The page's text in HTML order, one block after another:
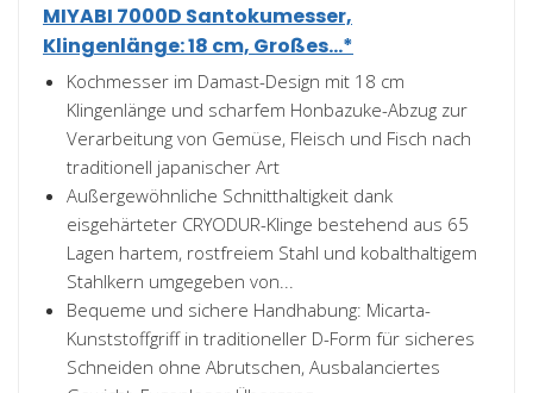
MIYABI 7000D Santokumesser,
Klingenlänge: 18 cm, Großes...*
Kochmesser im Damast-Design mit 18 cm
Klingenlänge und scharfem Honbazuke-Abzug zur
Verarbeitung von Gemüse, Fleisch und Fisch nach
traditionell japanischer Art
Außergewöhnliche Schnitthaltigkeit dank
eisgehärteter CRYODUR-Klinge bestehend aus 65
Lagen hartem, rostfreiem Stahl und kobalthaltigem
Stahlkern umgegeben von...
Bequeme und sichere Handhabung: Micarta-
Kunststoffgriff in traditioneller D-Form für sicheres
Schneiden ohne Abrutschen, Ausbalanciertes